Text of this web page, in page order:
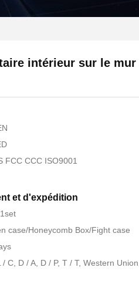
intérieur sur le mur
FCC CCC ISO9001
et d'expédition
case/Honeycomb Box/Fight case
C, D / A, D / P, T / T, Western